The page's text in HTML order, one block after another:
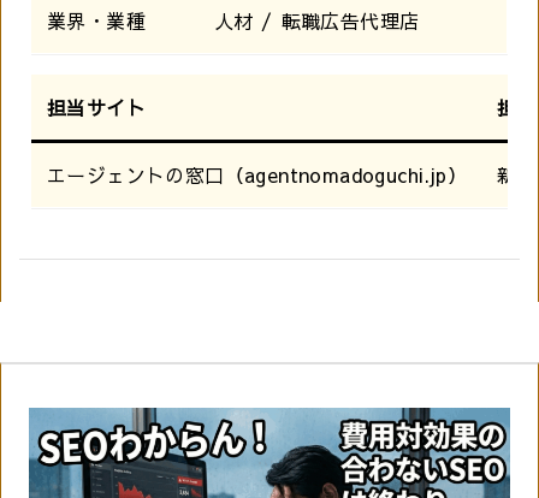
業界・業種 人材 / 転職広告代理店
担当サイト 担
エージェントの窓口（agentnomadoguchi.jp） 新